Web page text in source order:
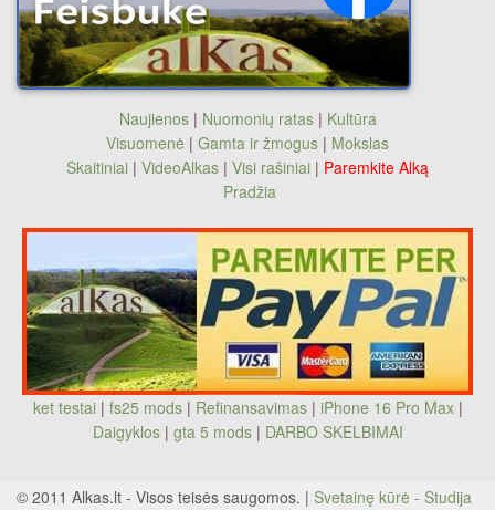
Naujienos| Nuomonių ratas| Kultūra
Visuomenė | Gamta ir žmogus | Mokslas
Skaitiniai | VideoAlkas | Visi rašiniai | Paremkite Alką
Pradžia
ket testai | fs25 mods| Refinansavimas| iPhone 16 Pro Max|
Daigyklos| gta 5 mods | DARBO SKELBIMAI
© 2011 Alkas.lt - Visos teisės saugomos. | Svetainę kūrė - Studija